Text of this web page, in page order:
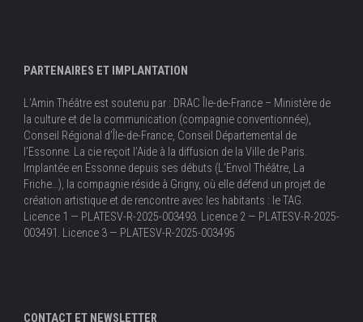
PARTENAIRES ET IMPLANTATION
L’Amin Théâtre est soutenu par : DRAC Île-de-France – Ministère de
la culture et de la communication (compagnie conventionnée),
Conseil Régional d’Île-de-France, Conseil Départemental de
l’Essonne. La cie reçoit l’Aide à la diffusion de la Ville de Paris.
Implantée en Essonne depuis ses débuts (L’Envol Théâtre, La
Friche…), la compagnie réside à Grigny, où elle défend un projet de
création artistique et de rencontre avec les habitants : le TAG.
Licence 1 — PLATESV-R-2025-003493. Licence 2 — PLATESV-R-2025-
003491. Licence 3 — PLATESV-R-2025-003495
CONTACT ET NEWSLETTER